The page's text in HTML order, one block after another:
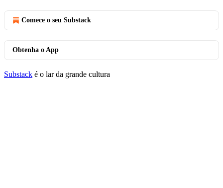
Comece o seu Substack
Obtenha o App
Substack é o lar da grande cultura